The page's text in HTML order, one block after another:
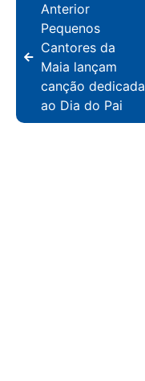
Anterior
Pequenos
Cantores da
Maia lançam
canção dedicada
ao Dia do Pai